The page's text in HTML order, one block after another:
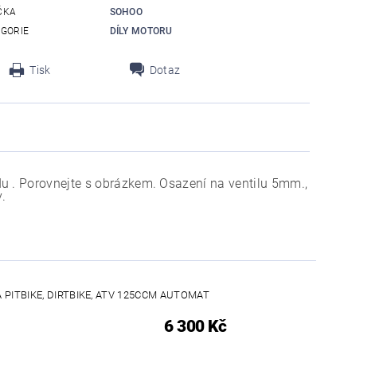
SOHOO
DÍLY MOTORU
Tisk Dotaz
. Porovnejte s obrázkem. Osazení na ventilu 5mm.,
PITBIKE, DIRTBIKE, ATV 125CCM AUTOMAT
6 300 Kč